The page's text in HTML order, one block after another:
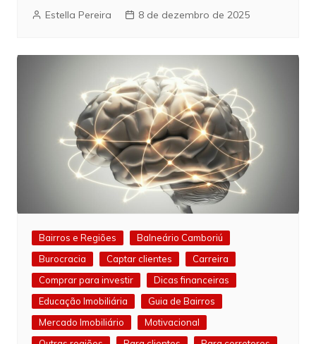
Estella Pereira 8 de dezembro de 2025
Bairros e Regiões
Balneário Camboriú
Burocracia
Captar clientes
Carreira
Comprar para investir
Dicas financeiras
Educação Imobiliária
Guia de Bairros
Mercado Imobiliário
Motivacional